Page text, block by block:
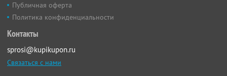
Публичная оферта
Политика конфиденциальности
Контакты
sprosi@kupikupon.ru
Связаться с нами